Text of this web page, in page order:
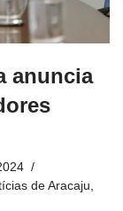
anuncia
de Aracaju,